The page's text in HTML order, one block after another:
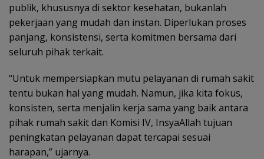
publik, khususnya di sektor kesehatan, bukanlah
pekerjaan yang mudah dan instan. Diperlukan proses
panjang, konsistensi, serta komitmen bersama dari
seluruh pihak terkait.
“Untuk mempersiapkan mutu pelayanan di rumah sakit
tentu bukan hal yang mudah. Namun, jika kita fokus,
konsisten, serta menjalin kerja sama yang baik antara
pihak rumah sakit dan Komisi IV, InsyaAllah tujuan
peningkatan pelayanan dapat tercapai sesuai
harapan,” ujarnya.